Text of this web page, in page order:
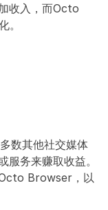
收入，而Octo
。
数其他社交媒体
务来赚取收益。
Browser，以